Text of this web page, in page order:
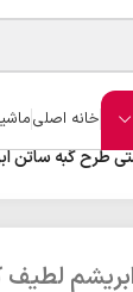
خانه اصلی
طرح گبه ساتن
لطیف کد